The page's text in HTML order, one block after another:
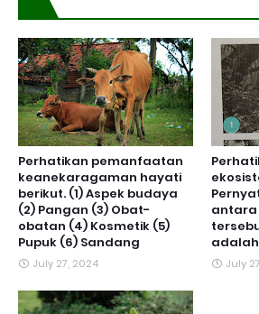
Perhatikan pemanfaatan
keanekaragaman hayati
berikut. (1) Aspek budaya
(2) Pangan (3) Obat-
obatan (4) Kosmetik (5)
Pupuk (6) Sandang
July 27, 2024
antara
adalah
July